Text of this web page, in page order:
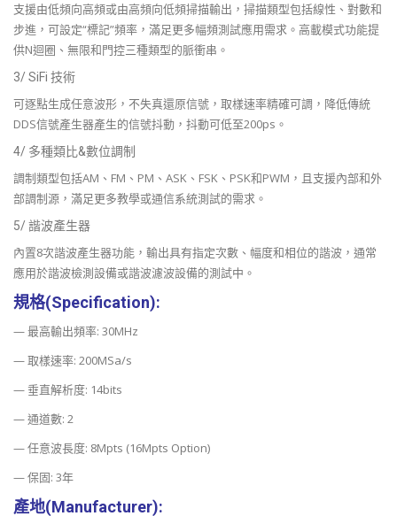
支援由低頻向高頻或由高頻向低頻掃描輸出，掃描類型包括線性、對數和
步進，可設定“標記”頻率，滿足更多幅頻測試應用需求。高載模式功能提
供N迴圈、無限和門控三種類型的脈衝串。
3/ SiFi 技術
可逐點生成任意波形，不失真還原信號，取樣速率精確可調，降低傳統
DDS信號產生器產生的信號抖動，抖動可低至200ps。
4/ 多種類比&數位調制
調制類型包括AM、FM、PM、ASK、FSK、PSK和PWM，且支援內部和外
部調制源，滿足更多教學或通信系統測試的需求。
5/ 諧波產生器
內置8次諧波產生器功能，輸出具有指定次數、幅度和相位的諧波，通常
應用於諧波檢測設備或諧波濾波設備的測試中。
規格(Specification):
— 最高輸出頻率: 30MHz
— 取樣速率: 200MSa/s
— 垂直解析度: 14bits
— 通道數: 2
— 任意波長度: 8Mpts (16Mpts Option)
— 保固: 3年
產地(Manufacturer):